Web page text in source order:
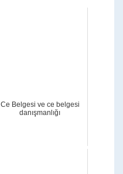
Ce Belgesi ve ce belgesi
danışmanlığı